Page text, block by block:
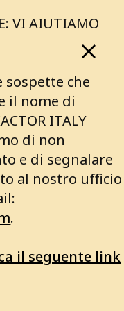
VI AIUTIAMO
sospette che
il nome di
ITALY
di non
e di segnalare
al nostro ufficio
.
il seguente link